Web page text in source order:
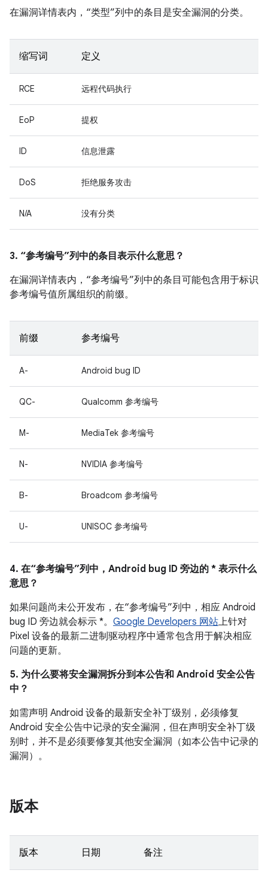
在漏洞详情表内，“类型”列中的条目是安全漏洞的分类。
缩写词 定义
RCE 远程代码执行
EoP 提权
ID 信息泄露
DoS 拒绝服务攻击
N/A 没有分类
3. “参考编号”列中的条目表示什么意思？
在漏洞详情表内，“参考编号”列中的条目可能包含用于标识
参考编号值所属组织的前缀。
前缀 参考编号
A- Android bug ID
QC- Qualcomm 参考编号
M- MediaTek 参考编号
N- NVIDIA 参考编号
B- Broadcom 参考编号
U- UNISOC 参考编号
4. 在“参考编号”列中，Android bug ID 旁边的 * 表示什么
意思？
如果问题尚未公开发布，在“参考编号”列中，相应 Android
bug ID 旁边就会标示 *。 Google Developers 网站上针对
Pixel 设备的最新二进制驱动程序中通常包含用于解决相应
问题的更新。
5. 为什么要将安全漏洞拆分到本公告和 Android 安全公告
中？
如需声明 Android 设备的最新安全补丁级别，必须修复
Android 安全公告中记录的安全漏洞，但在声明安全补丁级
别时，并不是必须要修复其他安全漏洞（如本公告中记录的
漏洞）。
版本
版本 日期 备注